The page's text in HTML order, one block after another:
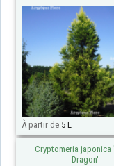
À partir de 5 L
Cryptomeria japonica
Dragon'